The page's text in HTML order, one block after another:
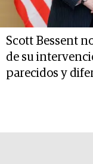
Scott Bessent
de su
parecidos y